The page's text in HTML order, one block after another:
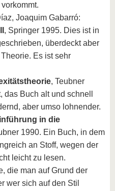
Joaquim Gabarró:
, Springer 1995. Dies ist in
überdeckt aber
Es ist sehr
, Teubner
das Buch alt und schnell
aber umso lohnender.
in die
1990. Ein Buch, in dem
an Stoff, wegen der
leicht zu lesen.
die man auf Grund der
wer sich auf den Stil